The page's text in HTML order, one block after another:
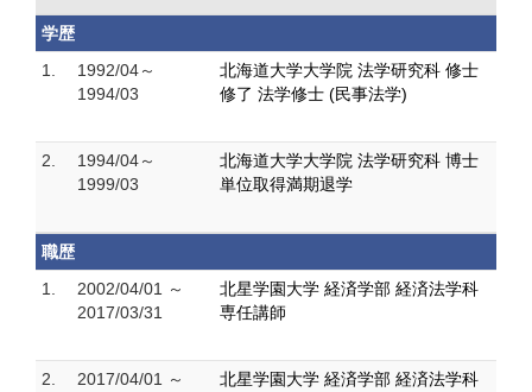
学歴
1.
1992/04～
1994/03
北海道大学大学院 法学研究科 修士
修了 法学修士 (民事法学)
2.
1994/04～
1999/03
北海道大学大学院 法学研究科 博士
単位取得満期退学
職歴
1.
2002/04/01 ～
2017/03/31
北星学園大学 経済学部 経済法学科
専任講師
2. 2017/04/01 ～ 北星学園大学 経済学部 経済法学科